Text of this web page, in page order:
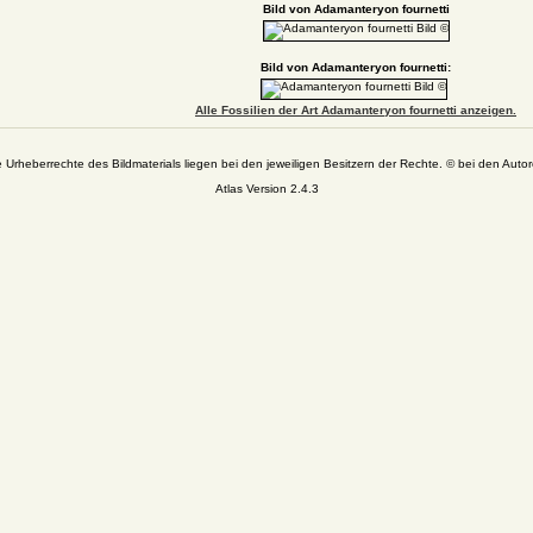
Bild von Adamanteryon fournetti
Bild von Adamanteryon fournetti:
Alle Fossilien der Art Adamanteryon fournetti anzeigen.
Urheberrechte des Bildmaterials liegen bei den jeweiligen Besitzern der Rechte. © bei den
Atlas Version 2.4.3